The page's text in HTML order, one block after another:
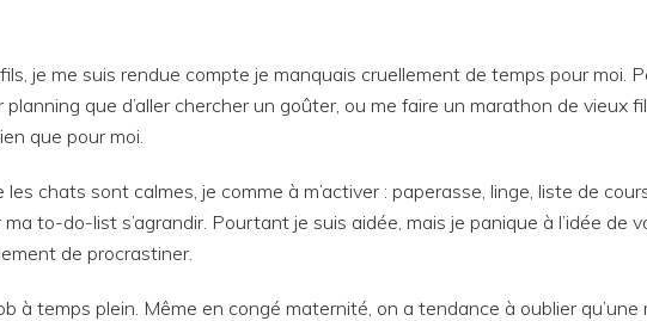
je me suis rendue compte je manquais cruellement de temps pour moi.
planning que d’aller chercher un goûter, ou me faire un marathon de vieux
que pour moi.
chats sont calmes, je comme à m’activer : paperasse, linge, liste de
to-do-list s’agrandir. Pourtant je suis aidée, mais je panique à l’idée de
de procrastiner.
à temps plein. Même en congé maternité, on a tendance à oublier